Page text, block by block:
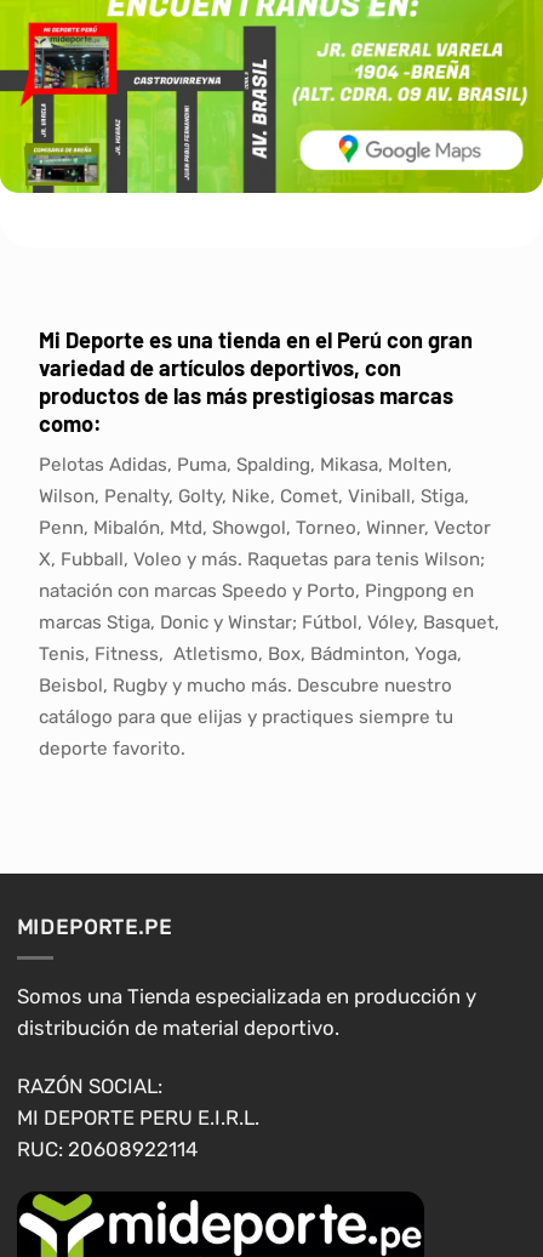
Las
opciones
se
pueden
elegir
en
la
Mi Deportees una tienda en el Perú con gran
variedad de artículos deportivos, con
productos de las más prestigiosas marcas
como:
Pelotas Adidas, Puma, Spalding, Mikasa, Molten,
Wilson, Penalty, Golty, Nike, Comet, Viniball, Stiga,
Penn, Mibalón, Mtd, Showgol, Torneo, Winner, Vector
X, Fubball, Voleo y más. Raquetas para tenis Wilson;
natación con marcas Speedo y Porto, Pingpong en
marcas Stiga, Donic y Winstar; Fútbol, Vóley, Basquet,
Tenis, Fitness, Atletismo, Box, Bádminton, Yoga,
Beisbol, Rugby y mucho más. Descubre nuestro
catálogo para que elijas y practiques siempre tu
deporte favorito.
MIDEPORTE.PE
Somos una Tienda especializada en producción y
distribución de material deportivo.
RAZÓN SOCIAL:
MI DEPORTE PERU E.I.R.L.
RUC: 20608922114